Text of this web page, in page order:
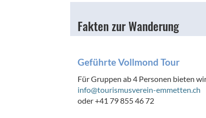
Fakten zur Wanderung
Geführte Vollmond Tour
Für Gruppen ab 4 Personen bieten
info@tourismusverein-emmetten.ch
oder +41 79 855 46 72